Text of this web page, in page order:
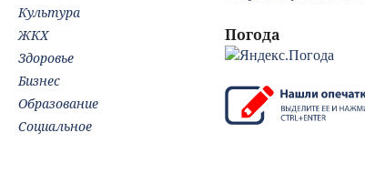
Культура
ЖКХ
Здоровье
Бизнес
Образование
Социальное
Погода